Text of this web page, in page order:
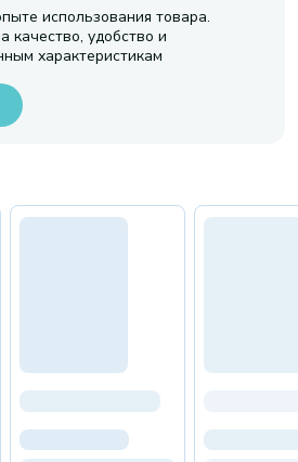
использования товара.
качество, удобство и
характеристикам